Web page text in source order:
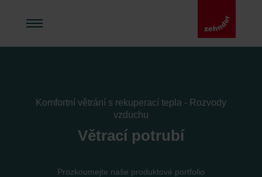
Komfortní větrání s rekuperací tepla - Rozvody
vzduchu
Větrací potrubí
Prozkoumejte naše produktové portfolio